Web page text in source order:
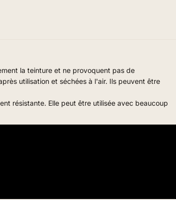
la teinture et ne provoquent pas de
utilisation et séchées à l'air. Ils peuvent être
résistante. Elle peut être utilisée avec beaucoup